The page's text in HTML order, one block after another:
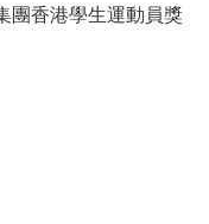
團香港學生運動員獎